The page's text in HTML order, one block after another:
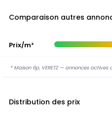
Comparaison autres
Prix/m²
* Maison 6p, VERETZ — annonces actives
Distribution des prix